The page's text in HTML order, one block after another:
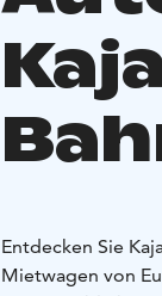
Entdecken Sie
Mietwagen von